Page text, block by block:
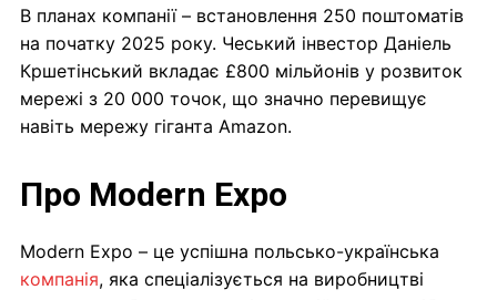
В планах компанії – встановлення 250 поштоматів
на початку 2025 року. Чеський інвестор Даніель
Кршетінський вкладає £800 мільйонів у розвиток
мережі з 20 000 точок, що значно перевищує
навіть мережу гіганта Amazon.
Про Modern Expo
Modern Expo – це успішна польсько-українська
компанія, яка спеціалізується на виробництві